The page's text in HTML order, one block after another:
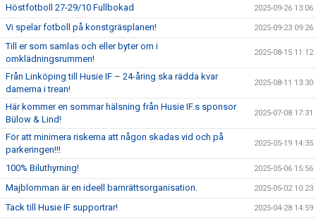
Höstfotboll 27-29/10 Fullbokad 2025-09-26 13:06
Vi spelar fotboll på konstgräsplanen! 2025-09-23 09:26
Till er som samlas och eller byter om i
omklädningsrummen!
2025-08-15 11:12
Från Linköping till Husie IF – 24-åring ska rädda kvar
damerna i trean!
2025-08-11 13:30
Här kommer en sommar hälsning från Husie IF.s sponsor
Bülow & Lind!
2025-07-08 17:31
För att minimera riskerna att någon skadas vid och på
parkeringen!!!
2025-05-19 14:35
100% Biluthyrning! 2025-05-06 15:56
Majblomman är en ideell barnrättsorganisation. 2025-05-02 10:23
Tack till Husie IF supportrar! 2025-04-28 14:59